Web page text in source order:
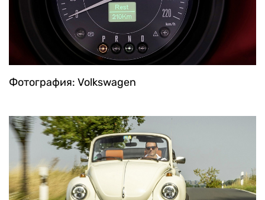
Фотография: Volkswagen